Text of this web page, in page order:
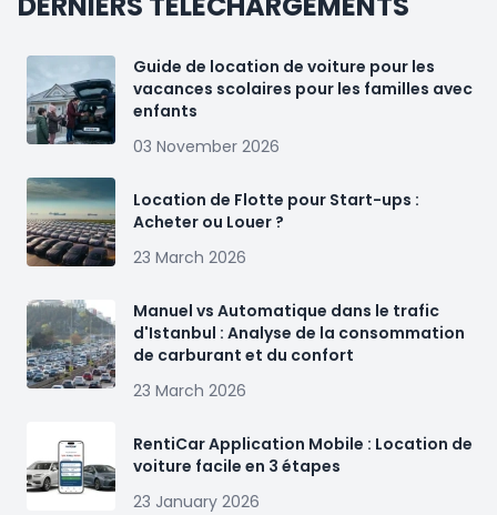
Guide de location de voiture pour les
vacances scolaires pour les familles avec
enfants
03 November 2026
Location de Flotte pour Start-ups :
Acheter ou Louer ?
23 March 2026
Manuel vs Automatique dans le trafic
d'Istanbul : Analyse de la consommation
de carburant et du confort
23 March 2026
RentiCar Application Mobile : Location de
voiture facile en 3 étapes
23 January 2026